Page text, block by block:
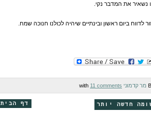
נשאיר את המדבר נקי.
לדווח ביום ראשון ובינתיים שיהיה לכולנו חנוכה שמח.
מר קדמוני 11 comments
חדשה יותר דף הבית